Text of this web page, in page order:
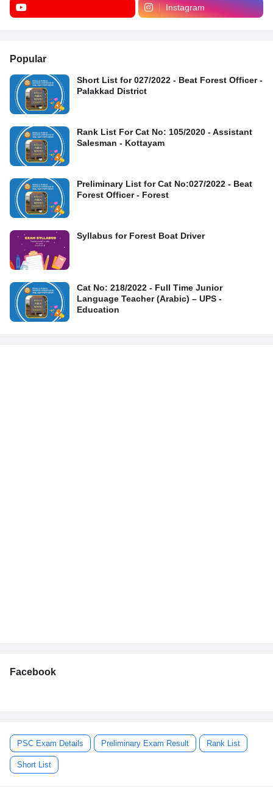
Instagram
Popular
Short List for 027/2022 - Beat Forest Officer -
Palakkad District
Rank List For Cat No: 105/2020 - Assistant
Salesman - Kottayam
Preliminary List for Cat No:027/2022 - Beat
Forest Officer - Forest
Syllabus for Forest Boat Driver
Cat No: 218/2022 - Full Time Junior
Language Teacher (Arabic) – UPS -
Education
Facebook
PSC Exam Details Preliminary Exam Result Rank List
Short List